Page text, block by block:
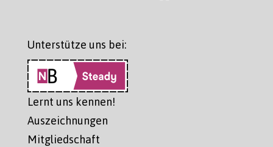
Unterstütze uns bei:
Lernt uns kennen!
Auszeichnungen
Mitgliedschaft